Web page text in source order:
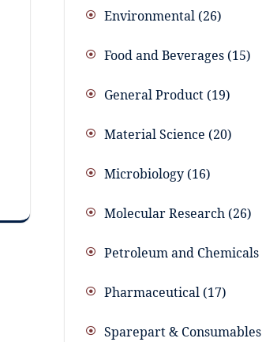
Environmental 26
Food and Beverages 15
General Product 19
Material Science 20
Microbiology 16
Molecular Research 26
Petroleum and Chemicals
Pharmaceutical 17
Sparepart & Consumables